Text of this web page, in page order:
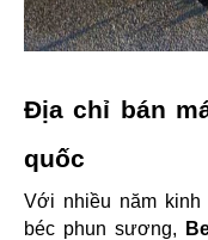
Địa chỉ bán
quốc
Với nhiều năm
béc phun sương,